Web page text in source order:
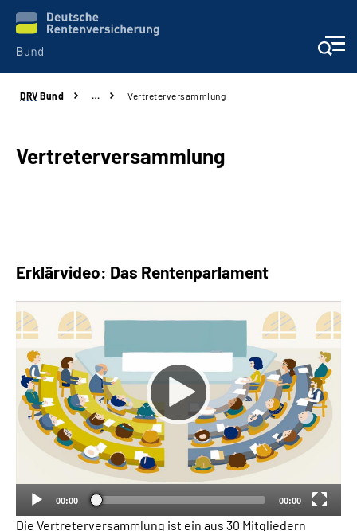
Beratung & Kontakt
Reha-Zentren
Über uns
Online-Services
Inhalte in Gebärdensprache (DGS)
Leichte Sprache
Suche
Mein Kundenportal
DRV Bund … Vertreterversammlung
Vertreterversammlung
Erklärvideo: Das Rentenparlament
00:00 00:00
Die Vertreterversammlung ist ein aus 30 Mitgliedern